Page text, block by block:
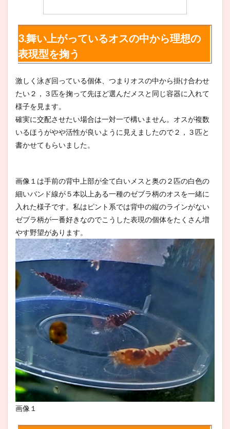
3.舞い上がっているオスの中から理想の
表現型を掬う
激しく泳ぎ回っている個体、つまりオスの中から掛け合わせ
たい２，３匹を掬って先ほど選んだメスと同じ容器に入れて
様子を見ます。
確実に交配させたい場合は一対一で構いません。オスが複数
いるほうがやや活性が良いように見えましたので２，３匹と
書かせてもらいました。
画像１は手前の背中上部が全て白いメスと奥の２匹の白色の
細いバンド線が５本以上ある一種のゼブラ柄のオスを一緒に
入れた様子です。私はピント系では背中の縦のラインがない
ゼブラ柄が一番好きなのでこうした表現の個体をたくさん増
やす野望があります。
画像１